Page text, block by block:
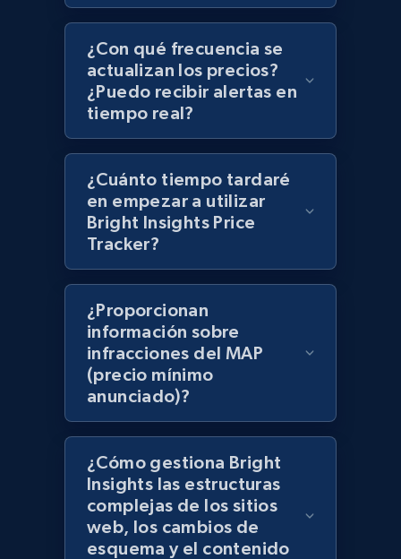
Best Buy products
URL, Product id, Title, Images, Final price,
Currency, Discount, Initial price, and more.
1.1K+ 149+ Comenzar ahora
Best Buy products - Collect data on
products using specified keywords
Currency, Discount, Initial price, and more.
1.1K+
URL, Title, Rating, Reviews, Initial price, Final
price, Currency, Stock, and more.
991+ 165+ Comenzar ahora
¿Con qué frecuencia se
actualizan los precios?
¿Puedo recibir alertas en
tiempo real?
¿Cuánto tiempo tardaré
en empezar a utilizar
Bright Insights Price
Tracker?
¿Proporcionan
información sobre
infracciones del MAP
(precio mínimo
anunciado)?
¿Cómo gestiona Bright
Insights las estructuras
complejas de los sitios
web, los cambios de
esquema y el contenido